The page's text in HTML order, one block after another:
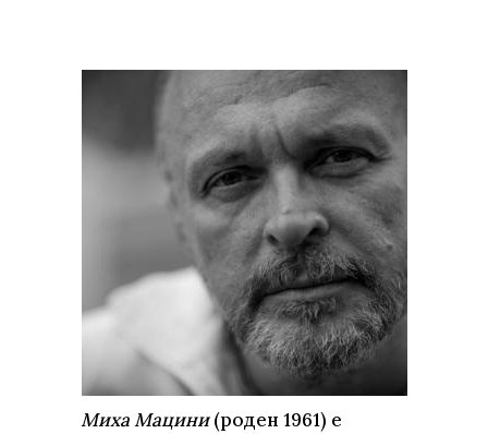
Миха Мацини(роден 1961) е